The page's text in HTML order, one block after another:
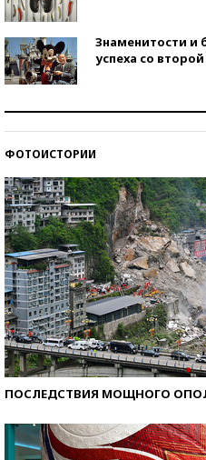
Знаменитости и
успеха со
ФОТОИСТОРИИ
ПОСЛЕДСТВИЯ МОЩНОГО